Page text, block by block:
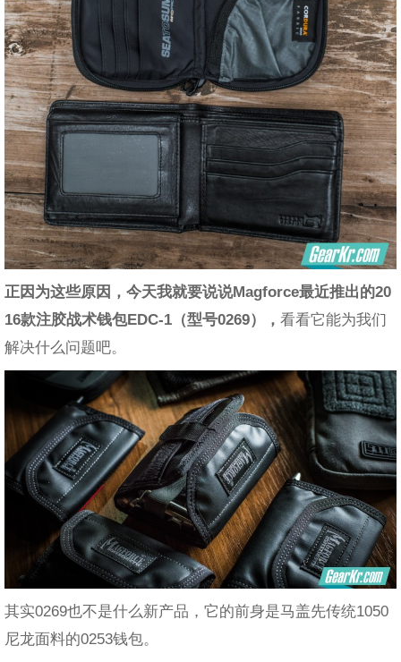
正因为这些原因，今天我就要说说Magforce最近推出的20
16款注胶战术钱包EDC-1（型号0269）， 看看它能为我们
解决什么问题吧。
其实0269也不是什么新产品，它的前身是马盖先传统1050
尼龙面料的0253钱包。